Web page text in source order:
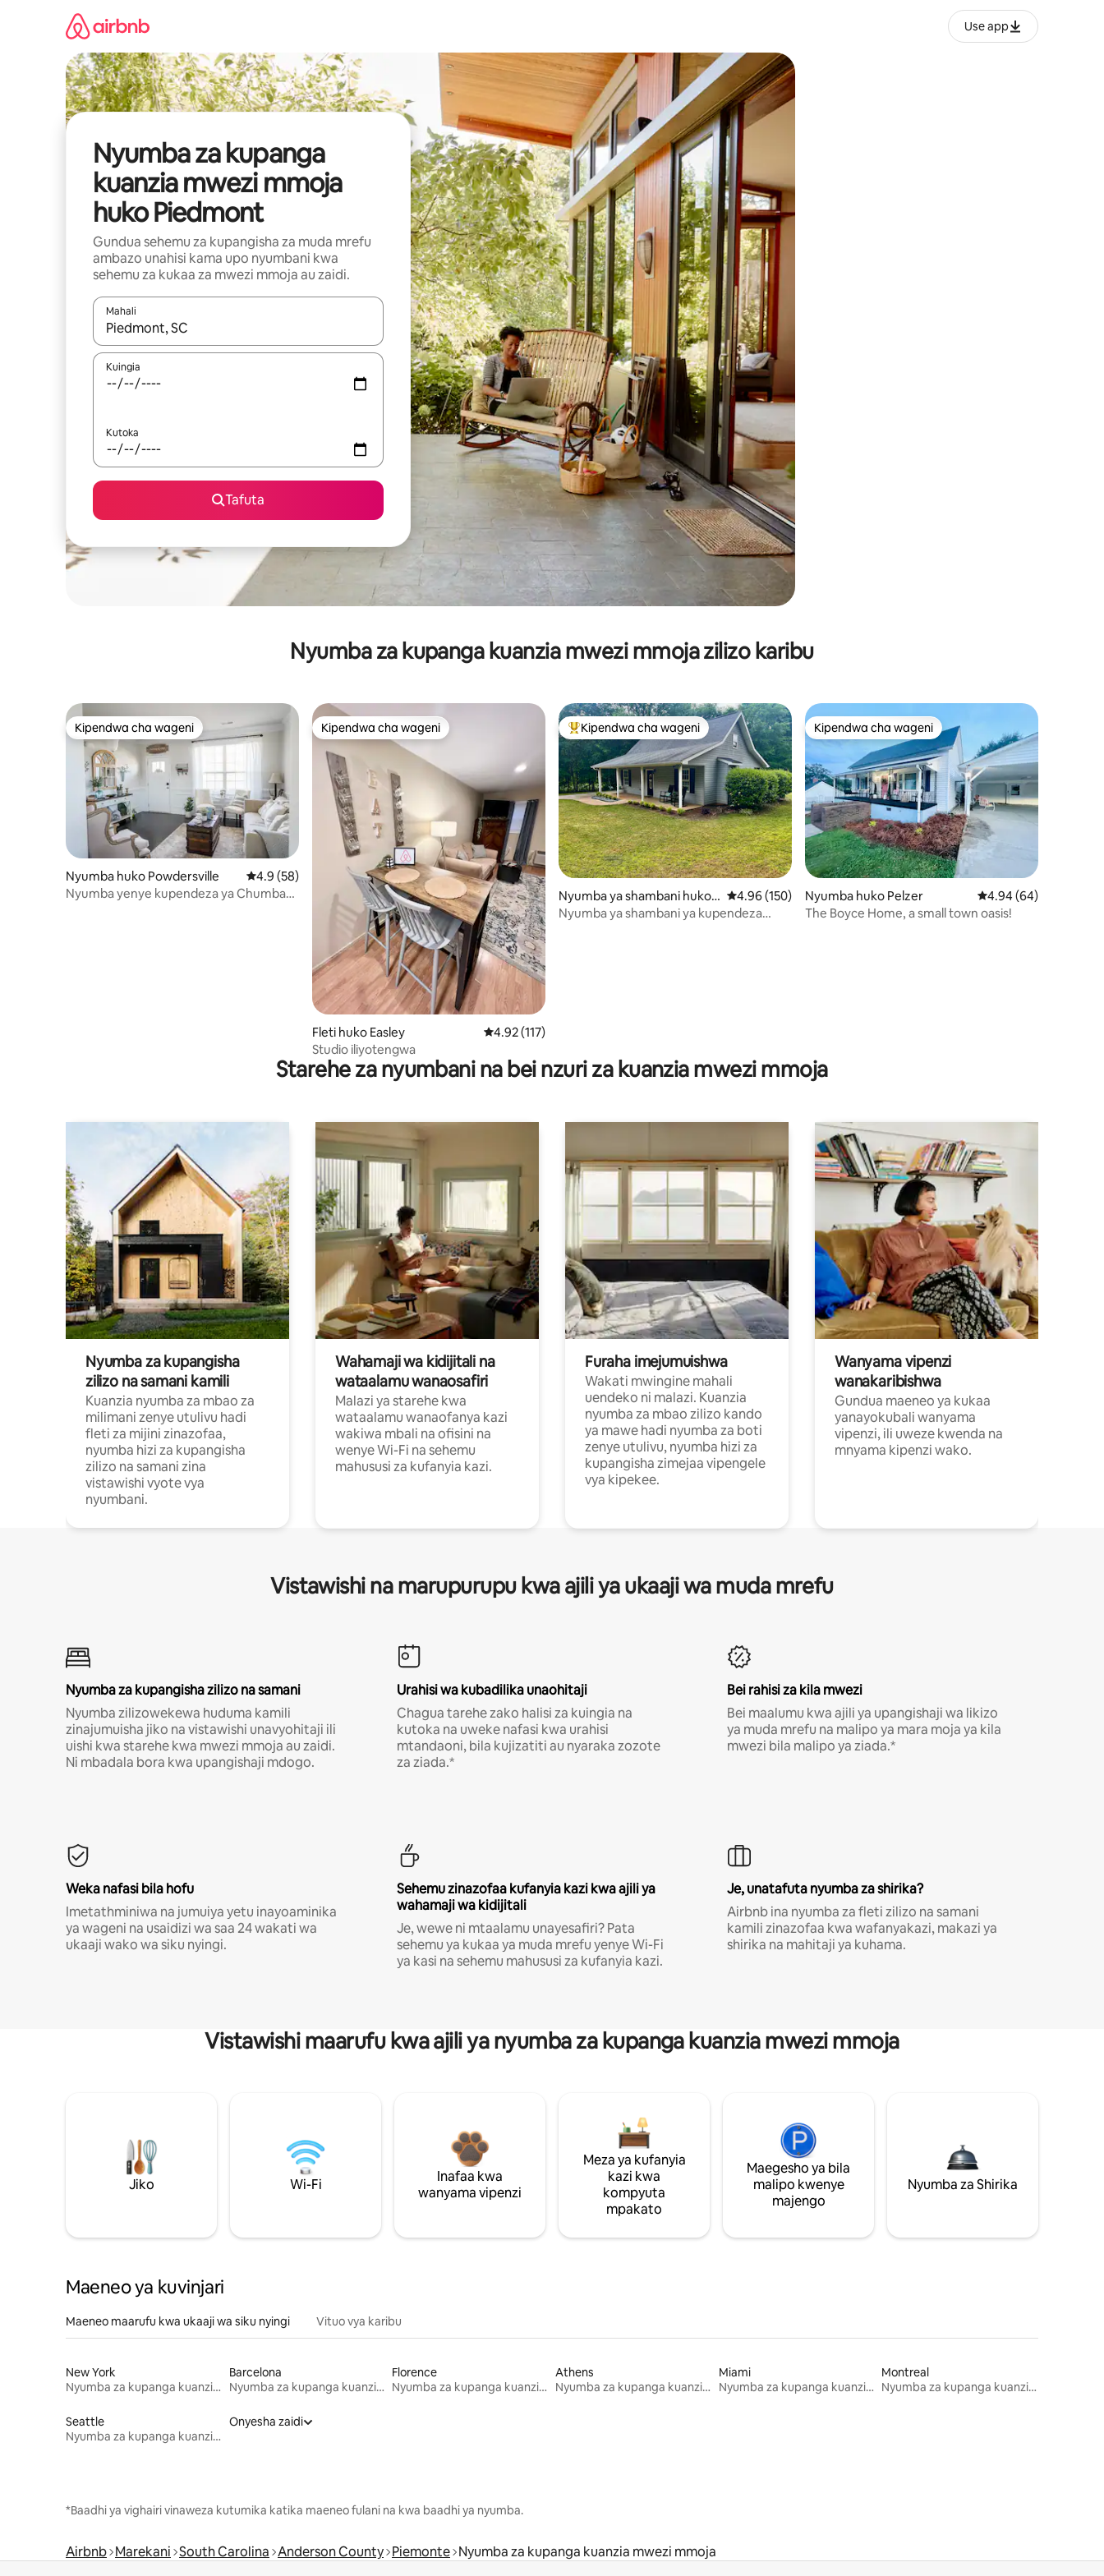
Use app
Nyumba za kupanga
kuanzia mwezi mmoja
huko Piedmont
Gundua sehemu za kupangisha za muda mrefu
ambazo unahisi kama upo nyumbani kwa
sehemu za kukaa za mwezi mmoja au zaidi.
Mahali
Wakati matokeo yanapatikana, vinjari kwa kutumia vitufe vya vishale vya juu na chini au uchunguze kwa kugusa au kutelezesha kidole kwenye ishara.
Kuingia
Kutoka
Tafuta
Nyumba za kupanga kuanzia mwezi mmoja zilizo karibu
Kipendwa cha wageni
Kipendwa cha wageni
Nyumba huko Powdersville Ukadiriaji wa wastani wa 4.9 kati ya 5, tathmini 58
4.9 (58)
Nyumba yenye kupendeza ya Chumba
Kipendwa cha wageni
Kipendwa cha wageni
Fleti huko Easley Ukadiriaji wa wastani wa 4.92 kati ya 5, tathmini 117
4.92 (117)
Studio iliyotengwa
Kipendwa maarufu cha wageni
Kipendwa cha wageni
Nyumba ya shambani huko
Williamston
Ukadiriaji wa wastani wa 4.96 kati ya 5, tathmini 150
4.96 (150)
Nyumba ya shambani ya kupendeza
Kipendwa cha wageni
Kipendwa cha wageni
Nyumba huko Pelzer Ukadiriaji wa wastani
4.94 (64)
The Boyce Home, a small town oasis!
Starehe za nyumbani na bei nzuri za kuanzia mwezi mmoja
Nyumba za kupangisha
zilizo na samani kamili
Kuanzia nyumba za mbao za
milimani zenye utulivu hadi
fleti za mijini zinazofaa,
nyumba hizi za kupangisha
zilizo na samani zina
vistawishi vyote vya
nyumbani.
Wahamaji wa kidijitali na
wataalamu wanaosafiri
Malazi ya starehe kwa
wataalamu wanaofanya kazi
wakiwa mbali na ofisini na
wenye Wi-Fi na sehemu
mahususi za kufanyia kazi.
Furaha imejumuishwa
Wakati mwingine mahali
uendeko ni malazi. Kuanzia
nyumba za mbao zilizo kando
ya mawe hadi nyumba za boti
zenye utulivu, nyumba hizi za
kupangisha zimejaa vipengele
vya kipekee.
Wanyama vipenzi
wanakaribishwa
Gundua maeneo ya kukaa
yanayokubali wanyama
vipenzi, ili uweze kwenda na
mnyama kipenzi wako.
Vistawishi na marupurupu kwa ajili ya ukaaji wa muda mrefu
Nyumba za kupangisha zilizo na samani
Nyumba zilizowekewa huduma kamili
zinajumuisha jiko na vistawishi unavyohitaji ili
uishi kwa starehe kwa mwezi mmoja au zaidi.
Ni mbadala bora kwa upangishaji mdogo.
Urahisi wa kubadilika unaohitaji
Chagua tarehe zako halisi za kuingia na
kutoka na uweke nafasi kwa urahisi
mtandaoni, bila kujizatiti au nyaraka zozote
za ziada.*
Bei rahisi za kila mwezi
Bei maalumu kwa ajili ya upangishaji wa likizo
ya muda mrefu na malipo ya mara moja ya kila
mwezi bila malipo ya ziada.*
Weka nafasi bila hofu
Imetathminiwa na jumuiya yetu inayoaminika
ya wageni na usaidizi wa saa 24 wakati wa
ukaaji wako wa siku nyingi.
Sehemu zinazofaa kufanyia kazi kwa ajili ya
wahamaji wa kidijitali
Je, wewe ni mtaalamu unayesafiri? Pata
sehemu ya kukaa ya muda mrefu yenye Wi-Fi
ya kasi na sehemu mahususi za kufanyia kazi.
Je, unatafuta nyumba za shirika?
Airbnb ina nyumba za fleti zilizo na samani
kamili zinazofaa kwa wafanyakazi, makazi ya
shirika na mahitaji ya kuhama.
Vistawishi maarufu kwa ajili ya nyumba za kupanga kuanzia mwezi mmoja
Jiko Wi-Fi
Inafaa kwa
wanyama vipenzi
Meza ya kufanyia
kazi kwa
kompyuta
mpakato
Maegesho ya bila
malipo kwenye
majengo
Nyumba za Shirika
Maeneo ya kuvinjari
Maeneo maarufu kwa ukaaji wa siku nyingi Vituo vya karibu
New York
Nyumba za kupanga kuanzia mwezi mmoja
Barcelona
Nyumba za kupanga kuanzia mwezi mmoja
Florence
Nyumba za kupanga kuanzia mwezi mmoja
Athens
Nyumba za kupanga kuanzia mwezi mmoja
Miami
Nyumba za kupanga kuanzia mwezi mmoja
Montreal
Nyumba za kupanga kuanzia mwezi mmoja
Seattle
Nyumba za kupanga kuanzia mwezi mmoja
Onyesha zaidi
*Baadhi ya vighairi vinaweza kutumika katika maeneo fulani na kwa baadhi ya nyumba.
Airbnb Marekani South Carolina Anderson County Piemonte Nyumba za kupanga kuanzia mwezi mmoja